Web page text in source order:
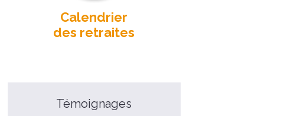
Calendrier
des retraites
Témoignages